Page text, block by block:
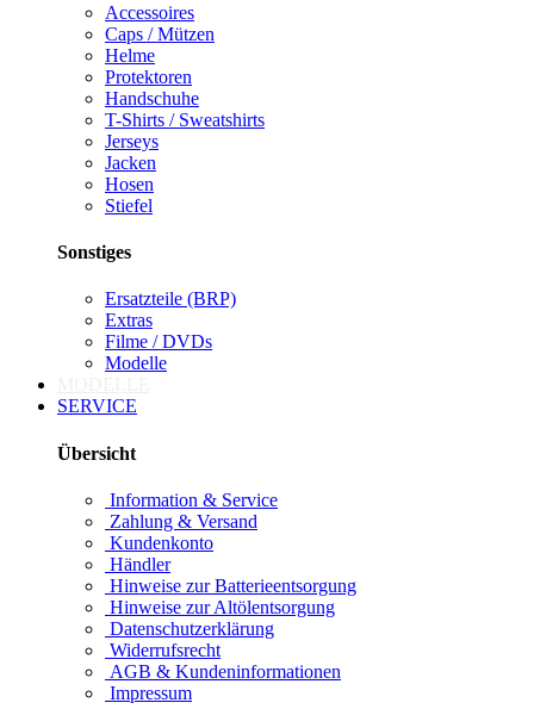
Accessoires
Caps / Mützen
Helme
Protektoren
Handschuhe
T-Shirts / Sweatshirts
Jerseys
Jacken
Hosen
Stiefel
Sonstiges
Ersatzteile (BRP)
Extras
Filme / DVDs
Modelle
SERVICE
Übersicht
Information & Service
Zahlung & Versand
Kundenkonto
Händler
Hinweise zur Batterieentsorgung
Hinweise zur Altölentsorgung
Datenschutzerklärung
Widerrufsrecht
AGB & Kundeninformationen
Impressum